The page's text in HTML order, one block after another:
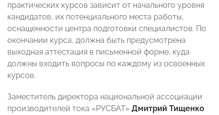
практических курсов зависит от начального уровня
кандидатов, их потенциального места работы,
оснащенности центра подготовки специалистов. По
окончании курса, должна быть предусмотрена
выходная аттестация в письменной форме, куда
должны входить вопросы по каждому из освоенных
курсов.
Заместитель директора национальной ассоциации
производителей тока «РУСБАТ» Дмитрий Тищенко